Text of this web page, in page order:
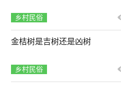
乡村民俗
金桔树是吉树还是凶树
乡村民俗